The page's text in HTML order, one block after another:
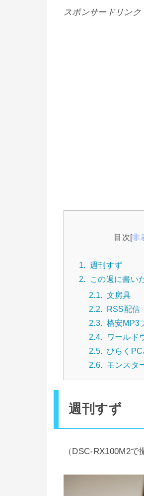
スポンサードリンク
目次[非
1. 週刊すず
2.
この週に書い
2.1. 文房具
2.2.
RSS配信
2.3. 格安MP3
2.4.
ワールド
2.5. ひらく
2.6.
モンスタ
週刊すず
（DSC-RX100M2